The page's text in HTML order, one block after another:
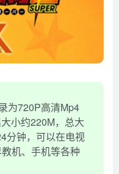
为720P高清Mp4
小约220M，总大
分钟，可以在电视
机、手机等各种